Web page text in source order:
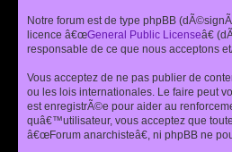
Notre forum est de type phpBB
licence â€œGeneral Public Licenseâ€
responsable de ce que nous acceptons
Vous acceptez de ne pas publier de
ou les lois internationales. Le faire peut
est enregistrÃ©e pour aider au
quâ€™utilisateur, vous acceptez que
â€œForum anarchisteâ€, ni phpBB ne